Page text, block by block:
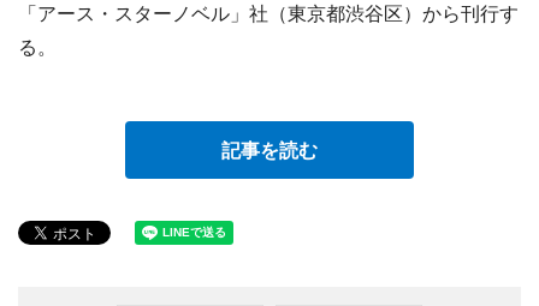
「アース・スターノベル」社（東京都渋谷区）から刊行す
る。
記事を読む